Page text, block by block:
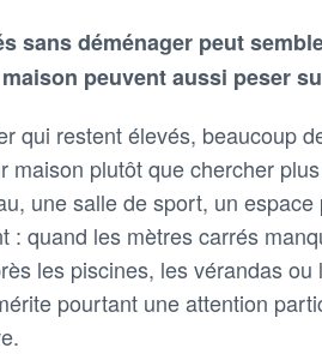
sans déménager peut
peuvent aussi peser
qui restent élevés, beaucoup
maison plutôt que chercher
une salle de sport, un
: quand les mètres carrés
les piscines, les vérandas
pourtant une attention